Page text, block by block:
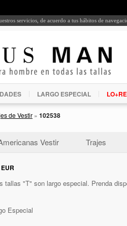
servicios, de acuerdo a tus hábitos de
LARGO ESPECIAL
de Vestir » 102538
Vestir Trajes
tallas "T" son largo especial. Prenda
Especial